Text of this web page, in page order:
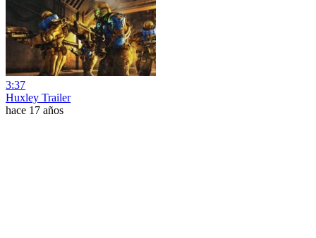
3:37
Huxley Trailer
hace 17 años